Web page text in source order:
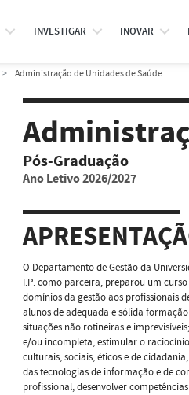
INVESTIGAR INOVAR
Administração de Unidades de Saúde
Pós-Graduação
Ano Letivo 2026/2027
O Departamento de Gestão da
I.P. como parceira, preparou um
domínios da gestão aos profissionais
alunos de adequada e sólida
situações não rotineiras e
e/ou incompleta; estimular o
culturais, sociais, éticos e de
das tecnologias de informação e de
profissional; desenvolver